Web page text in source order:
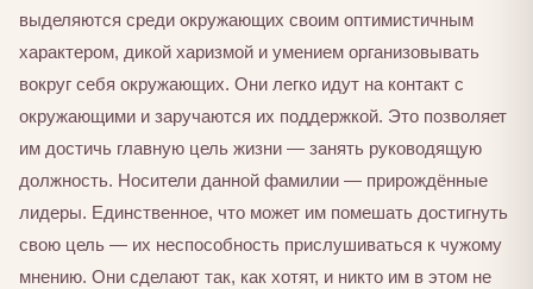
выделяются среди окружающих своим оптимистичным
характером, дикой харизмой и умением организовывать
вокруг себя окружающих. Они легко идут на контакт с
окружающими и заручаются их поддержкой. Это позволяет
им достичь главную цель жизни — занять руководящую
должность. Носители данной фамилии — прирождённые
лидеры. Единственное, что может им помешать достигнуть
свою цель — их неспособность прислушиваться к чужому
мнению. Они сделают так, как хотят, и никто им в этом не